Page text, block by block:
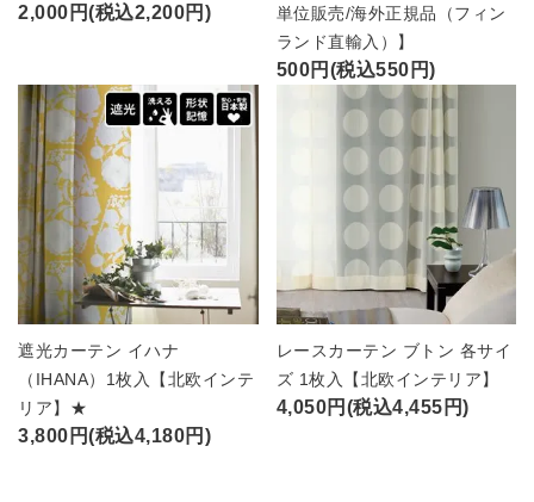
2,000円(税込2,200円)
単位販売/海外正規品（フィン
ランド直輸入）】
500円(税込550円)
遮光カーテン イハナ
（IHANA）1枚入【北欧インテ
リア】★
3,800円(税込4,180円)
レースカーテン ブトン 各サイ
ズ 1枚入【北欧インテリア】
4,050円(税込4,455円)